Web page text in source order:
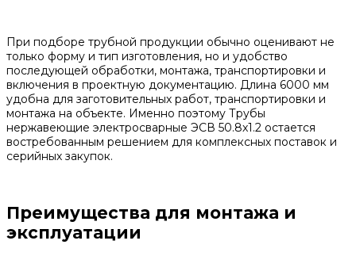
При подборе трубной продукции обычно оценивают не
только форму и тип изготовления, но и удобство
последующей обработки, монтажа, транспортировки и
включения в проектную документацию. Длина 6000 мм
удобна для заготовительных работ, транспортировки и
монтажа на объекте. Именно поэтому Трубы
нержавеющие электросварные ЭСВ 50.8x1.2 остается
востребованным решением для комплексных поставок и
серийных закупок.
Преимущества для монтажа и
эксплуатации